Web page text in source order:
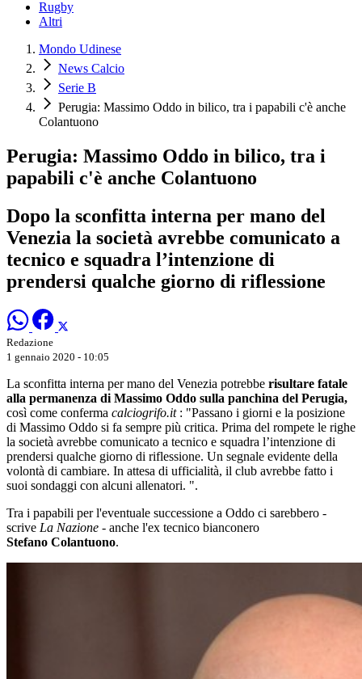
Rugby
Altri
Mondo Udinese
News Calcio
Serie B
Perugia: Massimo Oddo in bilico, tra i papabili c'è anche
Colantuono
Perugia: Massimo Oddo in bilico, tra i
papabili c'è anche Colantuono
Dopo la sconfitta interna per mano del
Venezia la società avrebbe comunicato a
tecnico e squadra l’intenzione di
prendersi qualche giorno di riflessione
Redazione
1 gennaio 2020 - 10:05
La sconfitta interna per mano del Venezia potrebbe risultare fatale
alla permanenza di Massimo Oddo sulla panchina del Perugia,
così come conferma calciogrifo.it: "Passano i giorni e la posizione
di Massimo Oddo si fa sempre più critica. Prima del rompete le righe
la società avrebbe comunicato a tecnico e squadra l’intenzione di
prendersi qualche giorno di riflessione. Un segnale evidente della
volontà di cambiare. In attesa di ufficialità, il club avrebbe fatto i
suoi sondaggi con alcuni allenatori. ".
Tra i papabili per l'eventuale successione a Oddo ci sarebbero -
scrive La Nazione - anche l'ex tecnico bianconero
Stefano Colantuono.